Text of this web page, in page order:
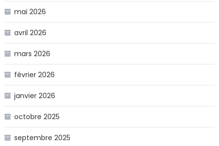
mai 2026
avril 2026
mars 2026
février 2026
janvier 2026
octobre 2025
septembre 2025